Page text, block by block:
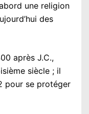
une religion
des
après J.C.,
siècle ; il
pour se protéger